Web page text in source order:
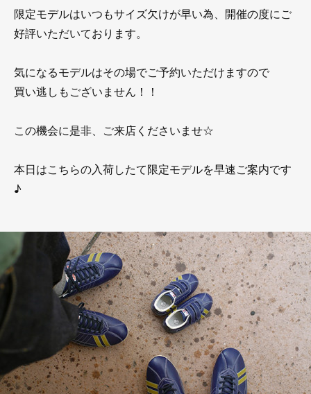
限定モデルはいつもサイズ欠けが早い為、開催の度にご
好評いただいております。
気になるモデルはその場でご予約いただけますので
買い逃しもございません！！
この機会に是非、ご来店くださいませ☆
本日はこちらの入荷したて限定モデルを早速ご案内です
♪